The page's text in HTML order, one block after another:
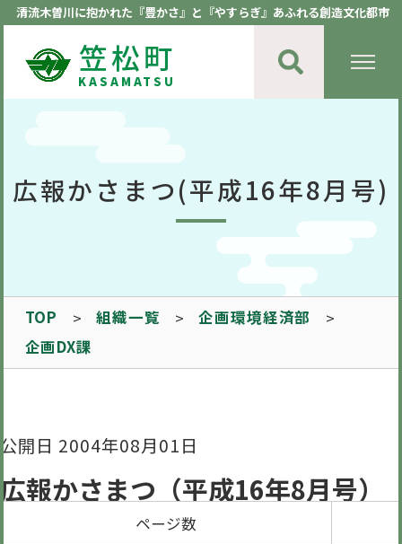
清流木曽川に抱かれた『豊かさ』と『やすらぎ』あふれる創造文化都市
笠松町
KASAMATSU
広報かさまつ(平成16年8月号)
TOP 組織一覧
企画環境経済部
企画DX課
公開日 2004年08月01日
広報かさまつ（平成16年8月号）
ページ数